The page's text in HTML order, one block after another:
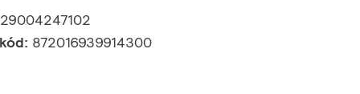
872016939914300